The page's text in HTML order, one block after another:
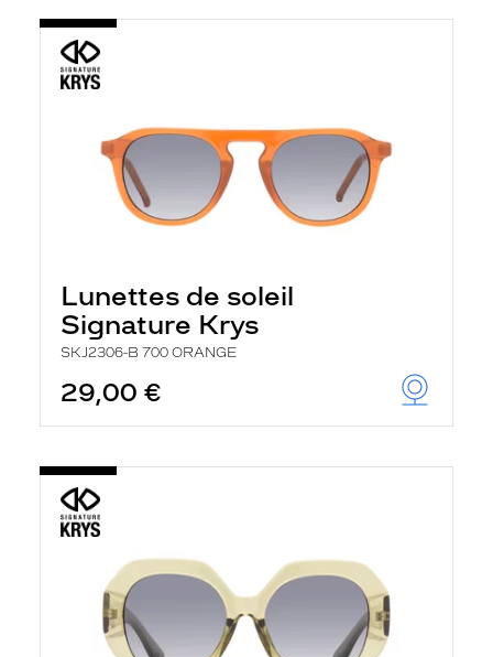
Lunettes de soleil
Signature Krys
SKJ2306-B 700 ORANGE
29,00 €